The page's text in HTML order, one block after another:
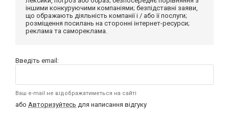
іншими конкуруючими компаніями; безпідставні заяви,
що ображають діяльність компанії і / або її послуги;
розміщення посилань на сторонні інтернет-ресурси;
реклама та самореклама.
Введіть email:
Ваш e-mail не відображатиметься на сайті
або Авторизуйтесь для написання відгуку